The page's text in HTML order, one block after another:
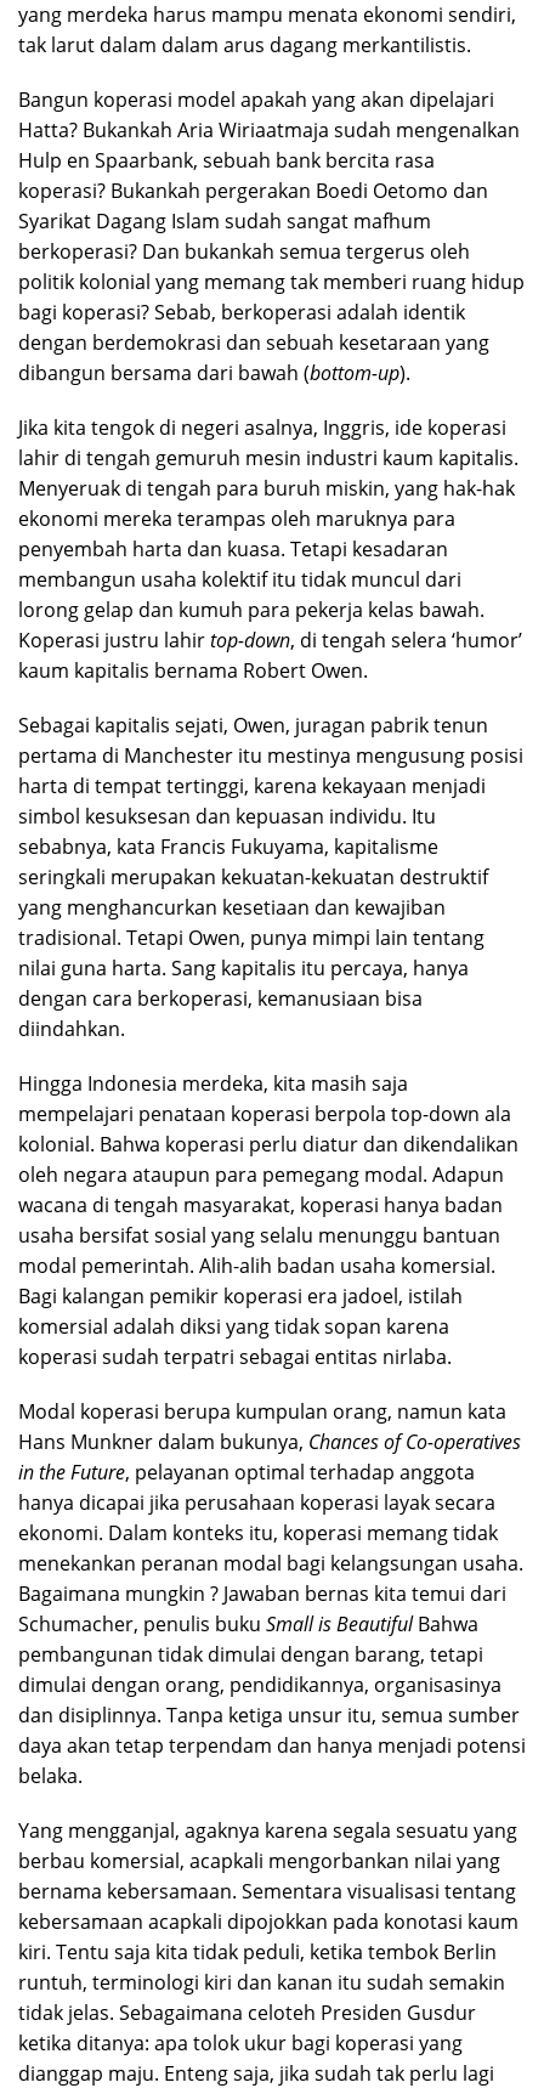
yang merdeka harus mampu menata ekonomi sendiri,
tak larut dalam dalam arus dagang merkantilistis.
Bangun koperasi model apakah yang akan dipelajari
Hatta? Bukankah Aria Wiriaatmaja sudah mengenalkan
Hulp en Spaarbank, sebuah bank bercita rasa
koperasi? Bukankah pergerakan Boedi Oetomo dan
Syarikat Dagang Islam sudah sangat mafhum
berkoperasi? Dan bukankah semua tergerus oleh
politik kolonial yang memang tak memberi ruang hidup
bagi koperasi? Sebab, berkoperasi adalah identik
dengan berdemokrasi dan sebuah kesetaraan yang
dibangun bersama dari bawah (bottom-up).
Jika kita tengok di negeri asalnya, Inggris, ide koperasi
lahir di tengah gemuruh mesin industri kaum kapitalis.
Menyeruak di tengah para buruh miskin, yang hak-hak
ekonomi mereka terampas oleh maruknya para
penyembah harta dan kuasa. Tetapi kesadaran
membangun usaha kolektif itu tidak muncul dari
lorong gelap dan kumuh para pekerja kelas bawah.
Koperasi justru lahirtop-down, di tengah selera ‘humor’
kaum kapitalis bernama Robert Owen.
Sebagai kapitalis sejati, Owen, juragan pabrik tenun
pertama di Manchester itu mestinya mengusung posisi
harta di tempat tertinggi, karena kekayaan menjadi
simbol kesuksesan dan kepuasan individu. Itu
sebabnya, kata Francis Fukuyama, kapitalisme
seringkali merupakan kekuatan-kekuatan destruktif
yang menghancurkan kesetiaan dan kewajiban
tradisional. Tetapi Owen, punya mimpi lain tentang
nilai guna harta. Sang kapitalis itu percaya, hanya
dengan cara berkoperasi, kemanusiaan bisa
diindahkan.
Hingga Indonesia merdeka, kita masih saja
mempelajari penataan koperasi berpola top-down ala
kolonial. Bahwa koperasi perlu diatur dan dikendalikan
oleh negara ataupun para pemegang modal. Adapun
wacana di tengah masyarakat, koperasi hanya badan
usaha bersifat sosial yang selalu menunggu bantuan
modal pemerintah. Alih-alih badan usaha komersial.
Bagi kalangan pemikir koperasi era jadoel, istilah
komersial adalah diksi yang tidak sopan karena
koperasi sudah terpatri sebagai entitas nirlaba.
Modal koperasi berupa kumpulan orang, namun kata
Hans Munkner dalam bukunya, Chances of Co-operatives
in the Future, pelayanan optimal terhadap anggota
hanya dicapai jika perusahaan koperasi layak secara
ekonomi. Dalam konteks itu, koperasi memang tidak
menekankan peranan modal bagi kelangsungan usaha.
Bagaimana mungkin ? Jawaban bernas kita temui dari
Schumacher, penulis buku Small is BeautifulBahwa
pembangunan tidak dimulai dengan barang, tetapi
dimulai dengan orang, pendidikannya, organisasinya
dan disiplinnya. Tanpa ketiga unsur itu, semua sumber
daya akan tetap terpendam dan hanya menjadi potensi
belaka.
Yang mengganjal, agaknya karena segala sesuatu yang
berbau komersial, acapkali mengorbankan nilai yang
bernama kebersamaan. Sementara visualisasi tentang
kebersamaan acapkali dipojokkan pada konotasi kaum
kiri. Tentu saja kita tidak peduli, ketika tembok Berlin
runtuh, terminologi kiri dan kanan itu sudah semakin
tidak jelas. Sebagaimana celoteh Presiden Gusdur
ketika ditanya: apa tolok ukur bagi koperasi yang
dianggap maju. Enteng saja, jika sudah tak perlu lagi